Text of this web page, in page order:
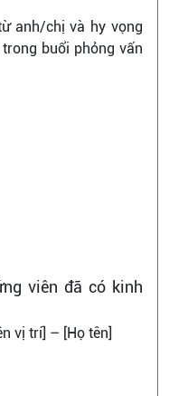
anh/chị và hy vọng
buổi phỏng vấn
viên đã có kinh
vị trí] – [Họ tên]